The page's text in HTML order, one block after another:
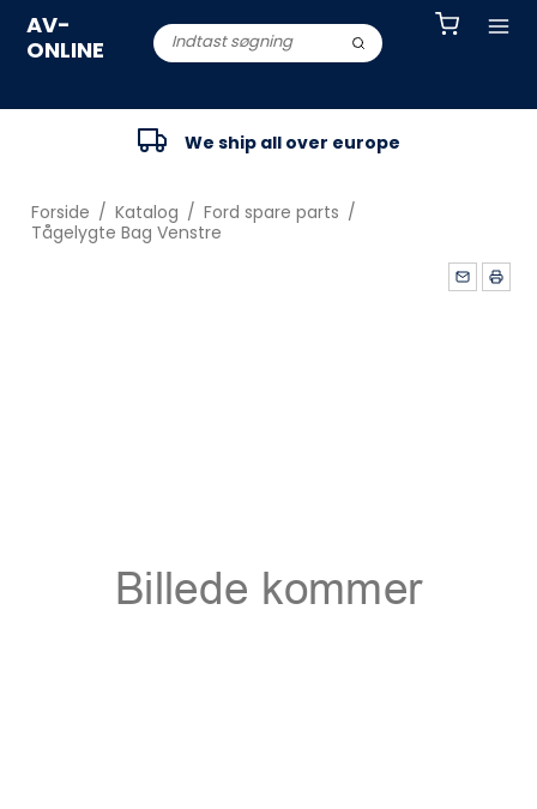
AV-
ONLINE
We ship all over europe
Forside / Katalog / Ford spare parts /
Tågelygte Bag Venstre